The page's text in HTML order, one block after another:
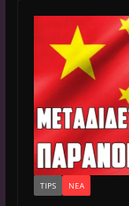
TIPS ΝΈΑ